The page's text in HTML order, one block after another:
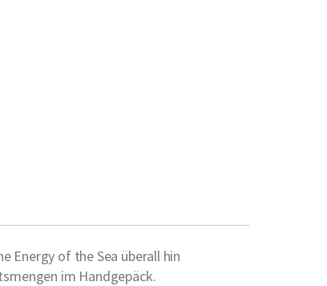
Energy of the Sea überall hin
im Handgepäck.